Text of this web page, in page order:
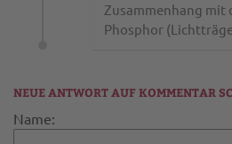
Zusammenhang mit
Phosphor
NEUE ANTWORT AUF KOMMENTAR
Name: